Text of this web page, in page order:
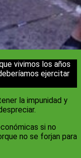
vivimos los años
ejercitar
la impunidad y
si no
no se forjan para